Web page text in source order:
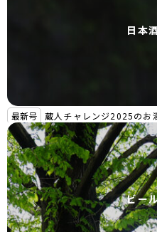
日本
最新号 蔵人チャレンジ2025のお
ビー